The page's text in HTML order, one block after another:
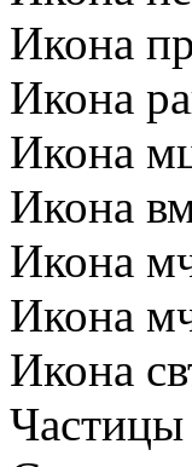
Икона
Икона
Икона
Икона
Икона
Икона
Икона